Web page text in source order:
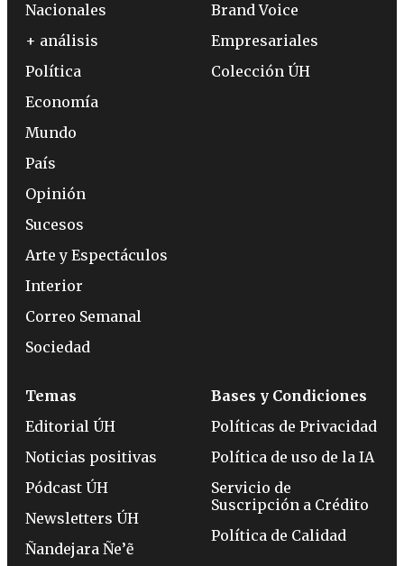
Nacionales
+ análisis
Política
Economía
Mundo
País
Opinión
Sucesos
Arte y Espectáculos
Interior
Correo Semanal
Sociedad
Brand Voice
Empresariales
Colección ÚH
Temas
Editorial ÚH
Noticias positivas
Pódcast ÚH
Newsletters ÚH
Ñandejara Ñe’ẽ
Bases y Condiciones
Políticas de Privacidad
Política de uso de la IA
Servicio de
Suscripción a Crédito
Política de Calidad